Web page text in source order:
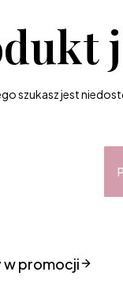
szukasz jest
promocji